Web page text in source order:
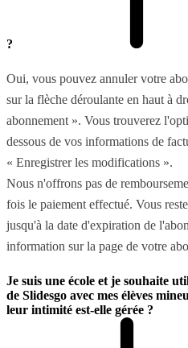
?
Oui, vous pouvez annuler votre
sur la flèche déroulante en haut à
abonnement ». Vous trouverez
dessous de vos informations de
« Enregistrer les modifications ».
Nous n'offrons pas de
fois le paiement effectué. Vous
jusqu'à la date d'expiration de
information sur la page de votre
Je suis une école et je souhaite
de Slidesgo avec mes élèves
leur intimité est-elle gérée ?